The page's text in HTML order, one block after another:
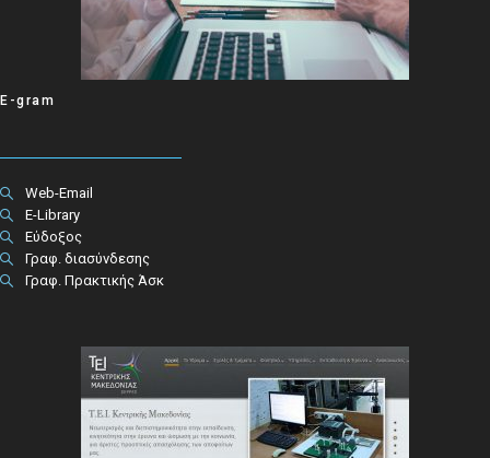
E-gram
Web-Email
E-Library
Εύδοξος
Γραφ. διασύνδεσης
Γραφ. Πρακτικής Άσκ